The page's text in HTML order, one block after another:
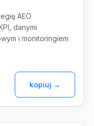
AEO
danymi
i monitoringiem
kopiuj →